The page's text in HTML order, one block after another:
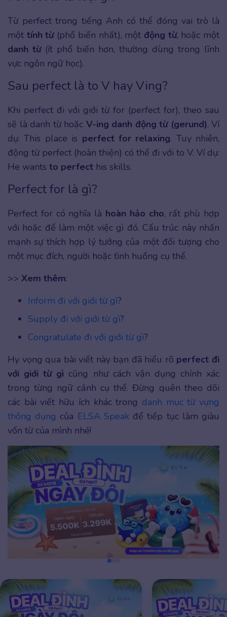
Từ perfect trong tiếng Anh có thể đóng vai trò là
một tính từ(phổ biến nhất), một động từ, hoặc một
danh từ(ít phổ biến hơn, thường dùng trong lĩnh
vực ngôn ngữ học).
Sau perfect là to V hay Ving?
Khi perfect đi với giới từ for (perfect for), theo sau
sẽ là danh từ hoặc V-ing danh động từ (gerund). Ví
dụ: This place is perfect for relaxing. Tuy nhiên,
động từ perfect (hoàn thiện) có thể đi với to V. Ví dụ:
He wants to perfect his skills.
Perfect for là gì?
Perfect for có nghĩa là hoàn hảo cho, rất phù hợp
với hoặc để làm một việc gì đó. Cấu trúc này nhấn
mạnh sự thích hợp lý tưởng của một đối tượng cho
một mục đích, người hoặc tình huống cụ thể.
>> Xem thêm:
Inform đi với giới từ gì?
Supply đi với giới từ gì?
Congratulate đi với giới từ gì?
Hy vọng qua bài viết này bạn đã hiểu rõ perfect đi
với giới từ gì cũng như cách vận dụng chính xác
trong từng ngữ cảnh cụ thể. Đừng quên theo dõi
các bài viết hữu ích khác trong danh mục từ vựng
thông dụng của ELSA Speakđể tiếp tục làm giàu
vốn từ của mình nhé!